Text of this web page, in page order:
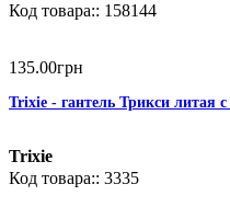
158144
135.00грн
Trixie - гантель Трикси литая
Trixie
3335